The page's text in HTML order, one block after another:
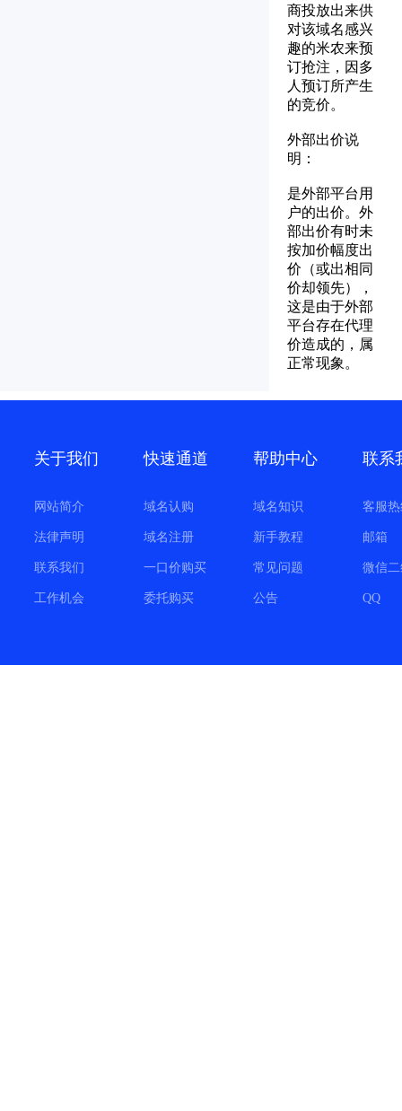
商投放出来供
对该域名感兴
趣的米农来预
订抢注，因多
人预订所产生
的竞价。
外部出价说
明：
是外部平台用
户的出价。外
部出价有时未
按加价幅度出
价（或出相同
价却领先），
这是由于外部
平台存在代理
价造成的，属
正常现象。
关于我们
网站简介
法律声明
联系我们
工作机会
快速通道
域名认购
域名注册
一口价购买
委托购买
帮助中心
域名知识
新手教程
常见问题
公告
联系
客服
邮箱
微信
QQ